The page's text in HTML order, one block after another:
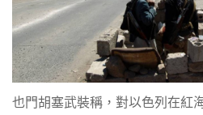
也門胡塞武裝稱，對以色列在紅